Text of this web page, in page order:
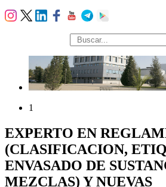
búsqueda
1
EXPERTO EN
(CLASIFICACION,
ENVASADO DE
MEZCLAS) Y NUEVAS